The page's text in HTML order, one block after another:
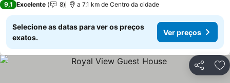
9,1 Excelente 8 a 7.1 km de Centro da cidade
Selecione as datas para ver os preços
exatos.
Ver preços
Partilhar